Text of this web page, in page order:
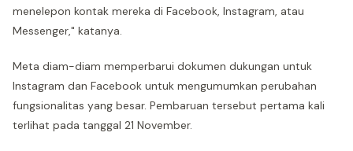
menelepon kontak mereka di Facebook, Instagram, atau
Messenger," katanya.
Meta diam-diam memperbarui dokumen dukungan untuk
Instagram dan Facebook untuk mengumumkan perubahan
fungsionalitas yang besar. Pembaruan tersebut pertama kali
terlihat pada tanggal 21 November.